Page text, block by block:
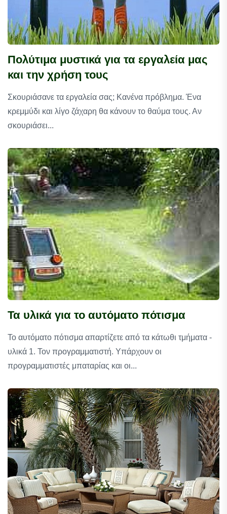
Πολύτιμα μυστικά για τα εργαλεία μας
και την χρήση τους
Σκουριάσανε τα εργαλεία σας; Κανένα πρόβλημα. Ένα
κρεμμύδι και λίγο ζάχαρη θα κάνουν το θαύμα τους. Αν
σκουριάσει...
Τα υλικά για το αυτόματο πότισμα
Το αυτόματο πότισμα απαρτίζετε από τα κάτωθι τμήματα -
υλικά 1. Τον προγραμματιστή. Υπάρχουν οι
προγραμματιστές μπαταρίας και οι...